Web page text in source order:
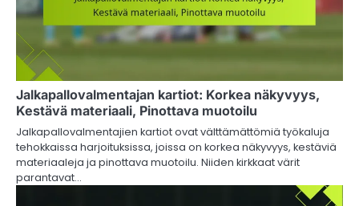
Jalkapallovalmentajan kartiot: Korkea näkyvyys,
Kestävä materiaali, Pinottava muotoilu
Jalkapallovalmentajien kartiot ovat välttämättömiä työkaluja
tehokkaissa harjoituksissa, joissa on korkea näkyvyys, kestäviä
materiaaleja ja pinottava muotoilu. Niiden kirkkaat värit
parantavat…